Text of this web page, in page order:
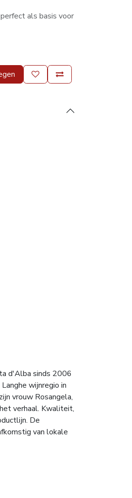
als basis voor
d'Alba sinds 2006
wijnregio in
vrouw Rosangela,
verhaal. Kwaliteit,
De
van lokale